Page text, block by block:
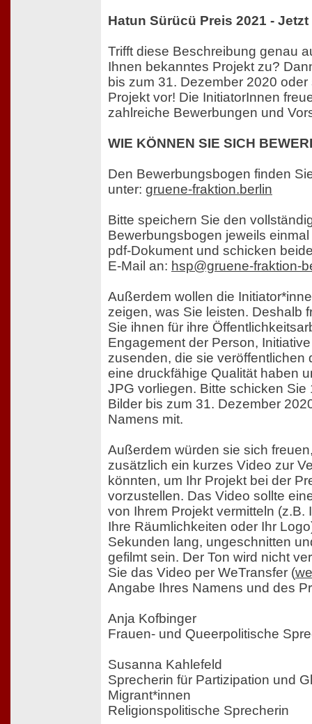
Hatun Sürücü Preis 2021 -
Trifft diese Beschreibung genau
Ihnen bekanntes Projekt zu?
bis zum 31. Dezember 2020
Projekt vor! Die InitiatorInnen
zahlreiche Bewerbungen und
WIE KÖNNEN SIE SICH
Den Bewerbungsbogen finden
unter: gruene-fraktion.berlin
Bitte speichern Sie den
Bewerbungsbogen jeweils
pdf-Dokument und schicken
E-Mail an: hsp@gruene-fraktion-
Außerdem wollen die
zeigen, was Sie leisten. Deshalb
Sie ihnen für ihre
Engagement der Person,
zusenden, die sie veröffentlichen
eine druckfähige Qualität haben
JPG vorliegen. Bitte schicken
Bilder bis zum 31. Dezember
Namens mit.
Außerdem würden sie sich
zusätzlich ein kurzes Video zur
könnten, um Ihr Projekt bei der
vorzustellen. Das Video sollte
von Ihrem Projekt vermitteln (z.B.
Ihre Räumlichkeiten oder Ihr
Sekunden lang, ungeschnitten
gefilmt sein. Der Ton wird nicht
Sie das Video per WeTransfer (
Angabe Ihres Namens und des
Anja Kofbinger
Frauen- und Queerpolitische
Susanna Kahlefeld
Sprecherin für Partizipation und
Migrant*innen
Religionspolitische Sprecherin